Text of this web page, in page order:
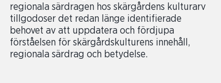
regionala särdragen hos skärgårdens kulturarv
tillgodoser det redan länge identifierade
behovet av att uppdatera och fördjupa
förståelsen för skärgårdskulturens innehåll,
regionala särdrag och betydelse.